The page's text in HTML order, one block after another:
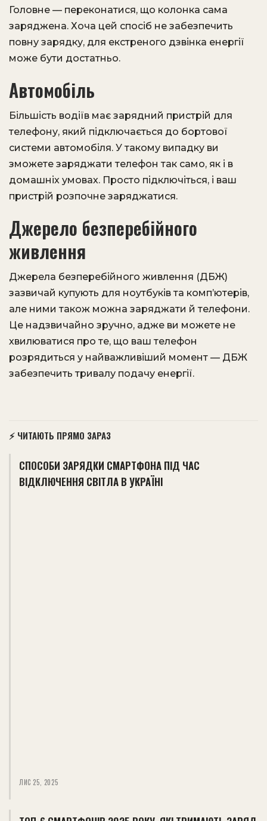
Головне — переконатися, що колонка сама
заряджена. Хоча цей спосіб не забезпечить
повну зарядку, для екстреного дзвінка енергії
може бути достатньо.
Автомобіль
Більшість водіїв має зарядний пристрій для
телефону, який підключається до бортової
системи автомобіля. У такому випадку ви
зможете заряджати телефон так само, як і в
домашніх умовах. Просто підключіться, і ваш
пристрій розпочне заряджатися.
Джерело безперебійного
живлення
Джерела безперебійного живлення (ДБЖ)
зазвичай купують для ноутбуків та комп’ютерів,
але ними також можна заряджати й телефони.
Це надзвичайно зручно, адже ви можете не
хвилюватися про те, що ваш телефон
розрядиться у найважливіший момент — ДБЖ
забезпечить тривалу подачу енергії.
⚡ ЧИТАЮТЬ ПРЯМО ЗАРАЗ
СПОСОБИ ЗАРЯДКИ СМАРТФОНА ПІД ЧАС
ВІДКЛЮЧЕННЯ СВІТЛА В УКРАЇНІ
ЛИС 25, 2025